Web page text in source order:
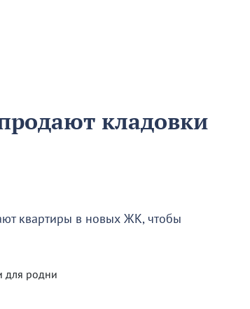
кладовки
квартиры в новых ЖК, чтобы